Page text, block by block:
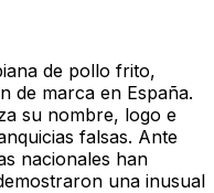
de pollo frito,
de marca en España.
su nombre, logo e
falsas. Ante
nacionales han
una inusual